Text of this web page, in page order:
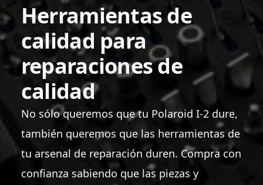
Herramientas de
calidad para
reparaciones de
calidad
No sólo queremos que tu Polaroid I-2 dure,
también queremos que las herramientas de
tu arsenal de reparación duren. Compra con
confianza sabiendo que las piezas y